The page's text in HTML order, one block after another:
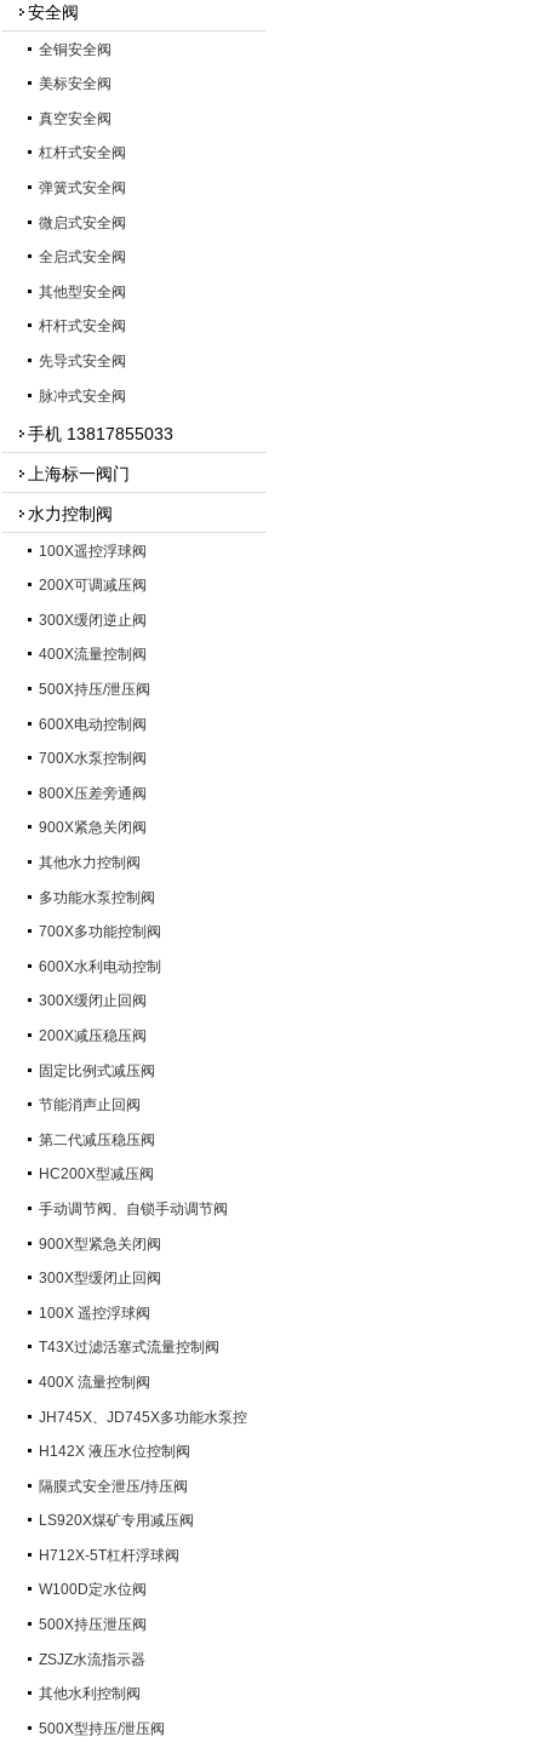
安全阀
全铜安全阀
美标安全阀
真空安全阀
杠杆式安全阀
弹簧式安全阀
微启式安全阀
全启式安全阀
其他型安全阀
杆杆式安全阀
先导式安全阀
脉冲式安全阀
手机 13817855033
上海标一阀门
水力控制阀
100X遥控浮球阀
200X可调减压阀
300X缓闭逆止阀
400X流量控制阀
500X持压/泄压阀
600X电动控制阀
700X水泵控制阀
800X压差旁通阀
900X紧急关闭阀
其他水力控制阀
多功能水泵控制阀
700X多功能控制阀
600X水利电动控制
300X缓闭止回阀
200X减压稳压阀
固定比例式减压阀
节能消声止回阀
第二代减压稳压阀
HC200X型减压阀
手动调节阀、自锁手动调节阀
900X型紧急关闭阀
300X型缓闭止回阀
100X 遥控浮球阀
T43X过滤活塞式流量控制阀
400X 流量控制阀
JH745X、JD745X多功能水泵控
制阀H142X 液压水位控制阀
隔膜式安全泄压/持压阀
LS920X煤矿专用减压阀
H712X-5T杠杆浮球阀
W100D定水位阀
500X持压泄压阀
ZSJZ水流指示器
其他水利控制阀
500X型持压/泄压阀